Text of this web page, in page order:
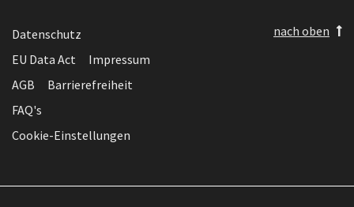
Datenschutz
EU Data Act
Impressum
AGB
Barrierefreiheit
FAQ's
Cookie-Einstellungen
nach oben